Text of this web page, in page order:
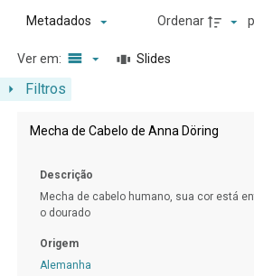
Filtros
Metadados Ordenar
Ver em: Slides
Resultados da lista de itens
Mecha de Cabelo de Anna Döring
Descrição
Mecha de cabelo humano, sua cor está
o dourado
Origem
Alemanha